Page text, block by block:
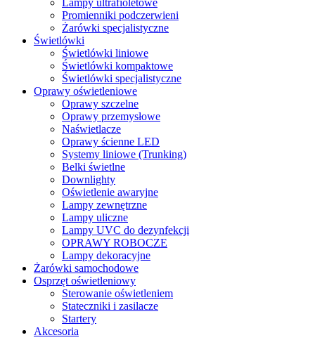
Promienniki podczerwieni
Żarówki specjalistyczne
Świetlówki
Świetlówki liniowe
Świetlówki kompaktowe
Świetlówki specjalistyczne
Oprawy oświetleniowe
Oprawy szczelne
Oprawy przemysłowe
Naświetlacze
Oprawy ścienne LED
Systemy liniowe (Trunking)
Belki świetlne
Downlighty
Oświetlenie awaryjne
Lampy zewnętrzne
Lampy uliczne
Lampy UVC do dezynfekcji
OPRAWY ROBOCZE
Lampy dekoracyjne
Żarówki samochodowe
Osprzęt oświetleniowy
Sterowanie oświetleniem
Stateczniki i zasilacze
Startery
Akcesoria